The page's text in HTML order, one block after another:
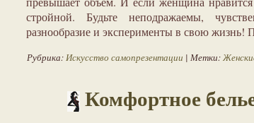
стройной. Будьте неподражаемы,
разнообразие и эксперименты в свою жизнь!
Рубрика:Искусство самопрезентации | Метки:
Комфортное